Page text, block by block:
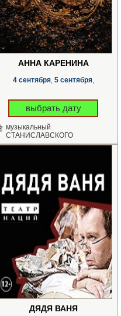
АННА КАРЕНИНА
4 сентября, 5 сентября,
выбрать дату
музыкальный
СТАНИСЛАВСКОГО
ДЯДЯ ВАНЯ